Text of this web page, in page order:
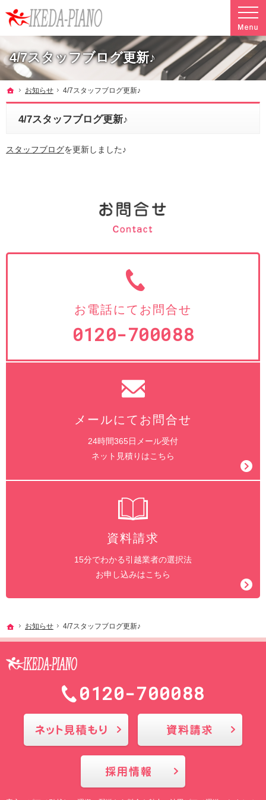
4/7スタッフブログ更新♪
調律やクリーニングも行っています。ピアノ引越し・運搬・配送なら料金も魅力の当社へ
ホーム
お知らせ 4/7スタッフブログ更新♪
4/7スタッフブログ更新♪
スタッフブログを更新しました♪
お電話にてお問合せ
0120-700088
メールにてお問合せ
24時間365日メール受付
ネット見積りはこちら
資料請求
15分でわかる引越業者の選択法
お申し込みはこちら
ホーム
お知らせ 4/7スタッフブログ更新♪
0120-700088